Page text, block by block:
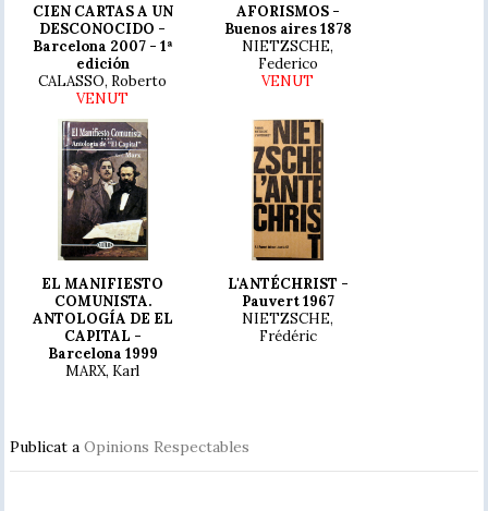
CIEN CARTAS A UN
DESCONOCIDO -
Barcelona 2007 - 1ª
edición
CALASSO, Roberto
VENUT
AFORISMOS -
Buenos aires 1878
NIETZSCHE,
Federico
VENUT
EL MANIFIESTO
COMUNISTA.
ANTOLOGÍA DE EL
CAPITAL -
Barcelona 1999
MARX, Karl
L'ANTÉCHRIST -
Pauvert 1967
NIETZSCHE,
Frédéric
Publicat aOpinions Respectables